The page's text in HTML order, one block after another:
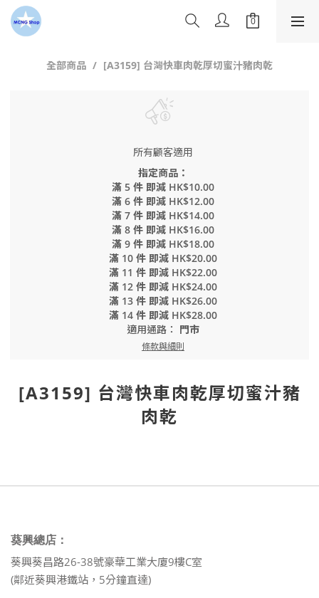
全部商品 [A3159] 台灣快車肉乾厚切蜜汁豬肉乾
所有顧客適用
指定商品：
滿 5 件 即減 HK$10.00
滿 6 件 即減 HK$12.00
滿 7 件 即減 HK$14.00
滿 8 件 即減 HK$16.00
滿 9 件 即減 HK$18.00
滿 10 件 即減 HK$20.00
滿 11 件 即減 HK$22.00
滿 12 件 即減 HK$24.00
滿 13 件 即減 HK$26.00
滿 14 件 即減 HK$28.00
適用通路： 門市
條款與細則
[A3159] 台灣快車肉乾厚切蜜汁豬
肉乾
葵興總店：
葵興葵昌路26-38號豪華工業大廈9樓C室
(鄰近葵興港鐵站，5分鐘直達)